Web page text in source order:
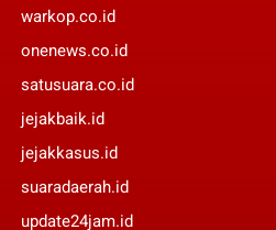
warkop.co.id
onenews.co.id
satusuara.co.id
jejakbaik.id
jejakkasus.id
suaradaerah.id
update24jam.id